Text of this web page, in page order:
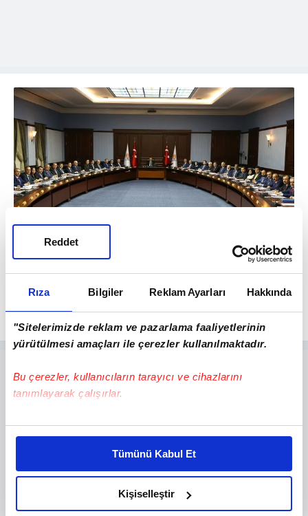
Rıza Bilgiler Reklam Ayarları Hakkında
"Sitelerimizde reklam ve pazarlama faaliyetlerinin
yürütülmesi amaçları ile çerezler kullanılmaktadır.
Bu çerezler, kullanıcıların tarayıcı ve cihazlarını
tanımlayarak çalışırlar.
Bu çerezlere izin vermeniz halinde sizlere özel
daha iyi reklam deneyimi yaşatabiliriz. Bunu yaparken
amacımızın size daha iyi bir reklam deneyimi sunmak
olduğunu ve sizlere en iyi içerikleri sunabilmek adına
elimizden gelen çabayı gösterdiğimizi ve bu noktada,
Tümünü Kabul Et
Kişiselleştir
Reddet 2
Cumhurbaşkanı Erdoğan, genel başkan
olduktan sonra ilk kez MKYK'ya başkanlık